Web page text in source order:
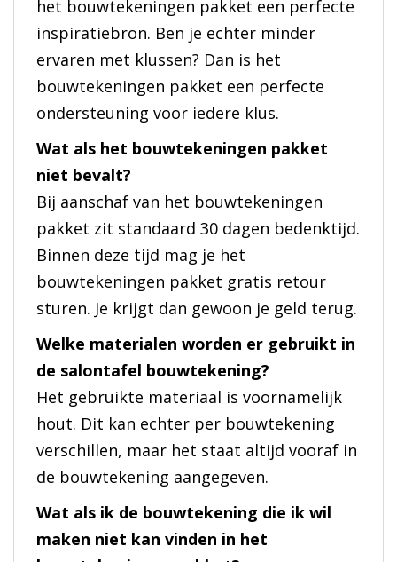
het bouwtekeningen pakket een perfecte
inspiratiebron. Ben je echter minder
ervaren met klussen? Dan is het
bouwtekeningen pakket een perfecte
ondersteuning voor iedere klus.
Wat als het bouwtekeningen pakket
niet bevalt?
Bij aanschaf van het bouwtekeningen
pakket zit standaard 30 dagen bedenktijd.
Binnen deze tijd mag je het
bouwtekeningen pakket gratis retour
sturen. Je krijgt dan gewoon je geld terug.
Welke materialen worden er gebruikt in
de salontafel bouwtekening?
Het gebruikte materiaal is voornamelijk
hout. Dit kan echter per bouwtekening
verschillen, maar het staat altijd vooraf in
de bouwtekening aangegeven.
Wat als ik de bouwtekening die ik wil
maken niet kan vinden in het